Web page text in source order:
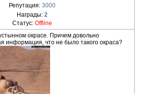
Репутация: 3000
Награды: 2
Статус: Offline
окрасе. Причем довольно
информация, что не было такого окраса?